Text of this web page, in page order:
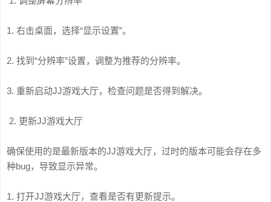
1. 右击桌面，选择“显示设置”。
2. 找到“分辨率”设置，调整为推荐的分辨率。
3. 重新启动JJ游戏大厅，检查问题是否得到解决。
2. 更新JJ游戏大厅
确保使用的是最新版本的JJ游戏大厅，过时的版本可能会存在多
种bug，导致显示异常。
1. 打开JJ游戏大厅，查看是否有更新提示。